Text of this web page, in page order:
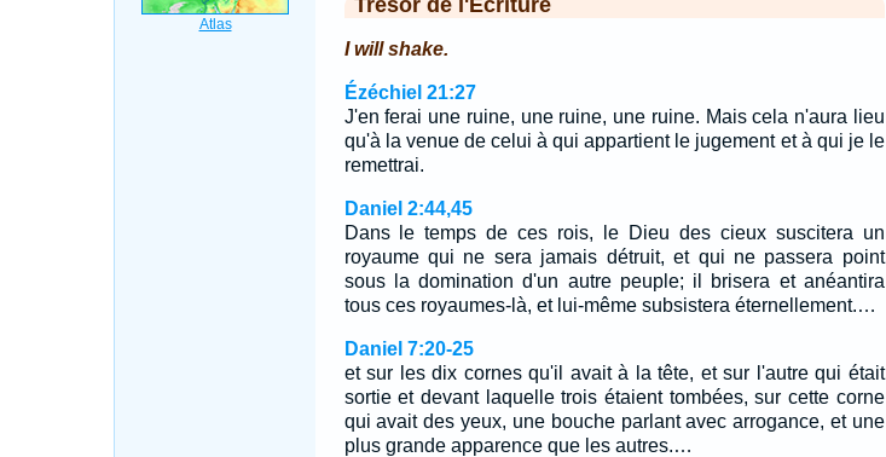
Trésor de l'Écriture
I will shake.
Ézéchiel 21:27
J'en ferai une ruine, une ruine, une ruine. Mais cela n'aura lieu
qu'à la venue de celui à qui appartient le jugement et à qui je le
remettrai.
Daniel 2:44,45
Dans le temps de ces rois, le Dieu des cieux suscitera un
royaume qui ne sera jamais détruit, et qui ne passera point
sous la domination d'un autre peuple; il brisera et anéantira
tous ces royaumes-là, et lui-même subsistera éternellement.…
Daniel 7:20-25
et sur les dix cornes qu'il avait à la tête, et sur l'autre qui était
sortie et devant laquelle trois étaient tombées, sur cette corne
qui avait des yeux, une bouche parlant avec arrogance, et une
plus grande apparence que les autres.…